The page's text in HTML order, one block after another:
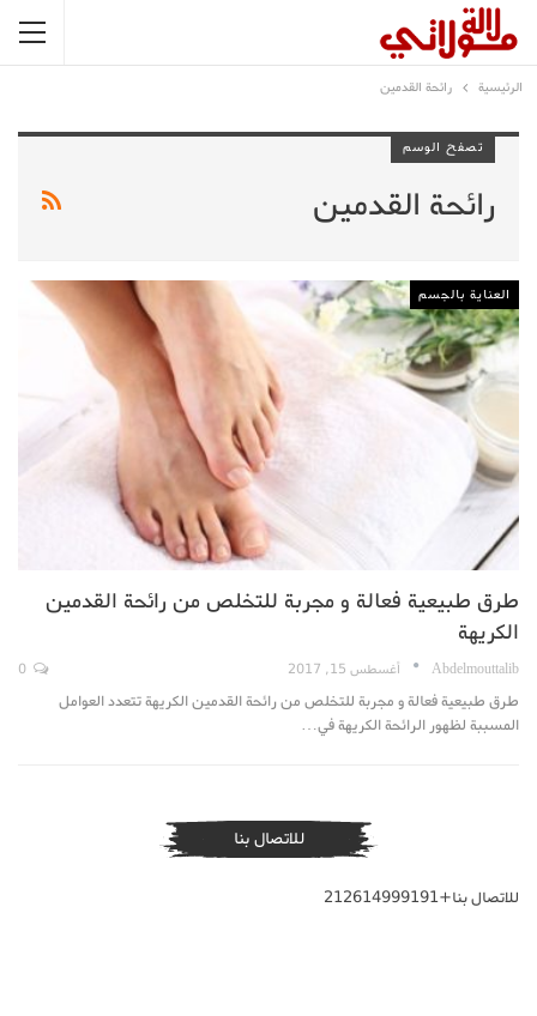
الرئيسية رائحة القدمين
تصفح الوسم
رائحة القدمين
العناية بالجسم
طرق طبيعية فعالة و مجربة للتخلص من رائحة القدمين
الكريهة
Abdelmouttalib أغسطس 15, 2017
طرق طبيعية فعالة و مجربة للتخلص من رائحة القدمين الكريهة تتعدد العوامل
المسببة لظهور الرائحة الكريهة في…
للاتصال بنا
للاتصال بنا+212614999191